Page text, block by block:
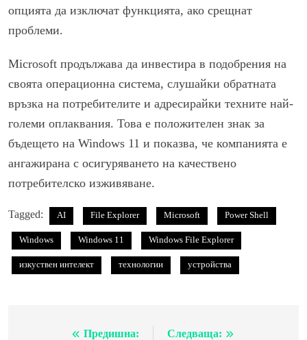
опцията да изключат функцията, ако срещнат
проблеми.
Microsoft продължава да инвестира в подобрения на
своята операционна система, слушайки обратната
връзка на потребителите и адресирайки техните най-
големи оплаквания. Това е положителен знак за
бъдещето на Windows 11 и показва, че компанията е
ангажирана с осигуряването на качествено
потребителско изживяване.
Tagged: AI File Explorer Microsoft Power Shell
Windows Windows 11 Windows File Explorer
изкуствен интелект технологии устройства
Предишна: Следваща: